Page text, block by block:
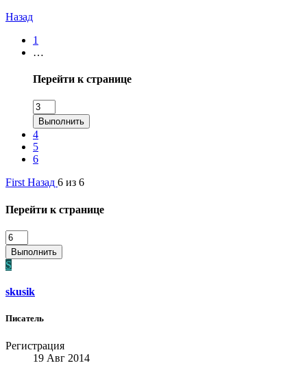
Назад
1
…
Перейти к странице
Выполнить
4
5
6
First Назад 6 из 6
Перейти к странице
Выполнить
S
skusik
Писатель
Регистрация
19 Авг 2014